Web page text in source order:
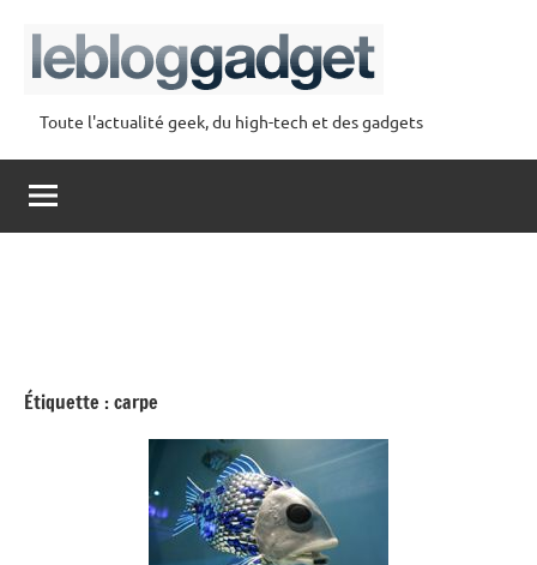
contenu
lebloggadget
Toute l'actualité geek, du high-tech et des gadgets
Étiquette :carpe